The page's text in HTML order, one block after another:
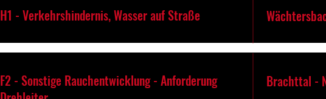
H1 - Verkehrshindernis, Wasser auf Straße
F2 - Sonstige Rauchentwicklung - Anforderung
Brachttal -